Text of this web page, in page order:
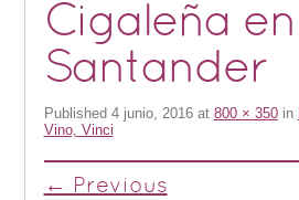
Cigaleña en
Santander
Published 4 junio, 2016at 800 × 350in
Vino, Vinci
← Previous